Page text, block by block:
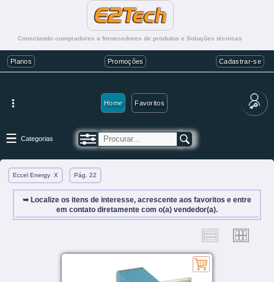
Conectando compradores a fornecedores de produtos e Soluções técnicas
Planos Promoções Cadastrar-se
Home Favoritos
Categorias
Eccel Energy X Pág. 22
➥ Localize os itens de interesse, acrescente aos favoritos e entre
em contato diretamente com o(a) vendedor(a).